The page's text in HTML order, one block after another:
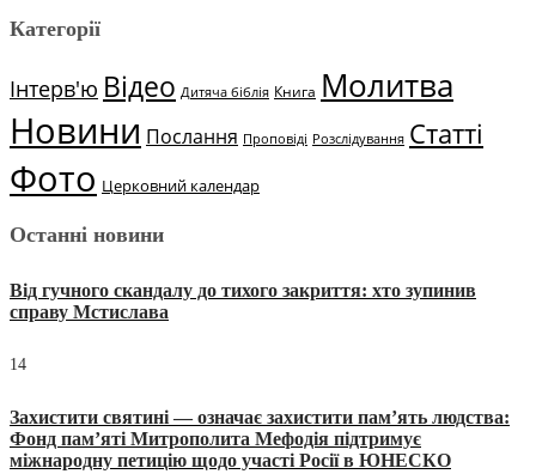
Категорії
Інтерв'ю Відео Дитяча біблія Книга Молитва
Новини Послання Проповіді Розслідування Статті
Фото Церковний календар
Останні новини
Від гучного скандалу до тихого закриття: хто зупинив
справу Мстислава
14
Захистити святині — означає захистити пам’ять людства:
Фонд пам’яті Митрополита Мефодія підтримує
міжнародну петицію щодо участі Росії в ЮНЕСКО